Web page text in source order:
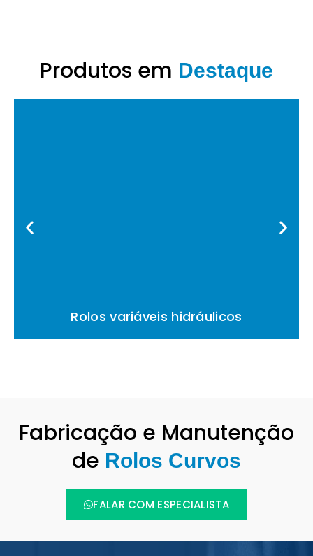
Produtos em Destaque
Rolos variáveis hidráulicos
Fabricação e Manutenção
de Rolos Curvos
FALAR COM ESPECIALISTA